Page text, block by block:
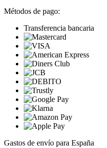
Métodos de pago:
Transferencia bancaria
Gastos de envío para España